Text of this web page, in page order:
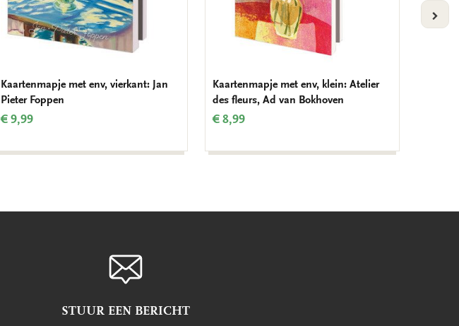
Kaartenmapje met env, vierkant: Jan
Pieter Foppen
€ 9,99
Kaartenmapje met env, klein: Atelier
des fleurs, Ad van Bokhoven
€ 8,99
STUUR EEN BERICHT